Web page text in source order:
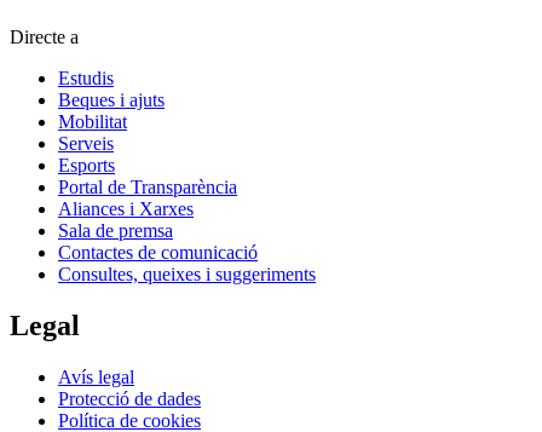
Directe a
Estudis
Beques i ajuts
Mobilitat
Serveis
Esports
Portal de Transparència
Aliances i Xarxes
Sala de premsa
Contactes de comunicació
Consultes, queixes i suggeriments
Legal
Avís legal
Protecció de dades
Política de cookies